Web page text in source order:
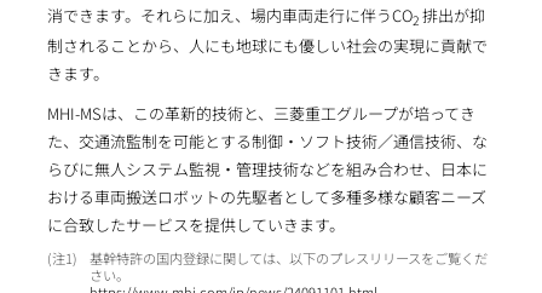
消できます。それらに加え、場内車両走行に伴うCO2 排出が抑
制されることから、人にも地球にも優しい社会の実現に貢献で
きます。
MHI-MSは、この革新的技術と、三菱重工グループが培ってき
た、交通流監制を可能とする制御・ソフト技術／通信技術、な
らびに無人システム監視・管理技術などを組み合わせ、日本に
おける車両搬送ロボットの先駆者として多種多様な顧客ニーズ
に合致したサービスを提供していきます。
1
基幹特許の国内登録に関しては、以下のプレスリリースをご覧くだ
さい。